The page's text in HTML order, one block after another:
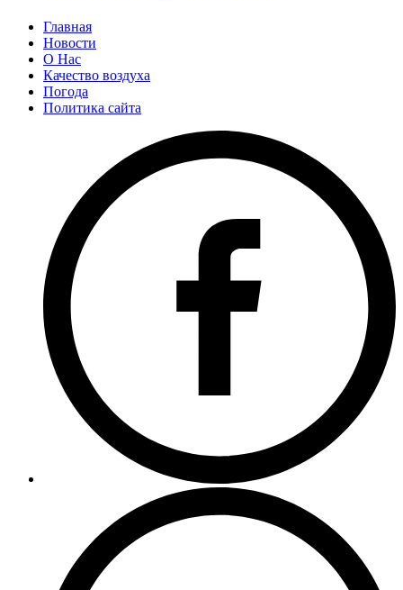
Главная
Новости
О Нас
Качество воздуха
Погода
Политика сайта